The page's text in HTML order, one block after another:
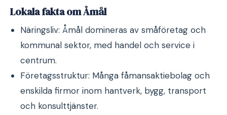
Lokala fakta om Åmål
Näringsliv: Åmål domineras av småföretag och
kommunal sektor, med handel och service i
centrum.
Företagsstruktur: Många fåmansaktiebolag och
enskilda firmor inom hantverk, bygg, transport
och konsulttjänster.